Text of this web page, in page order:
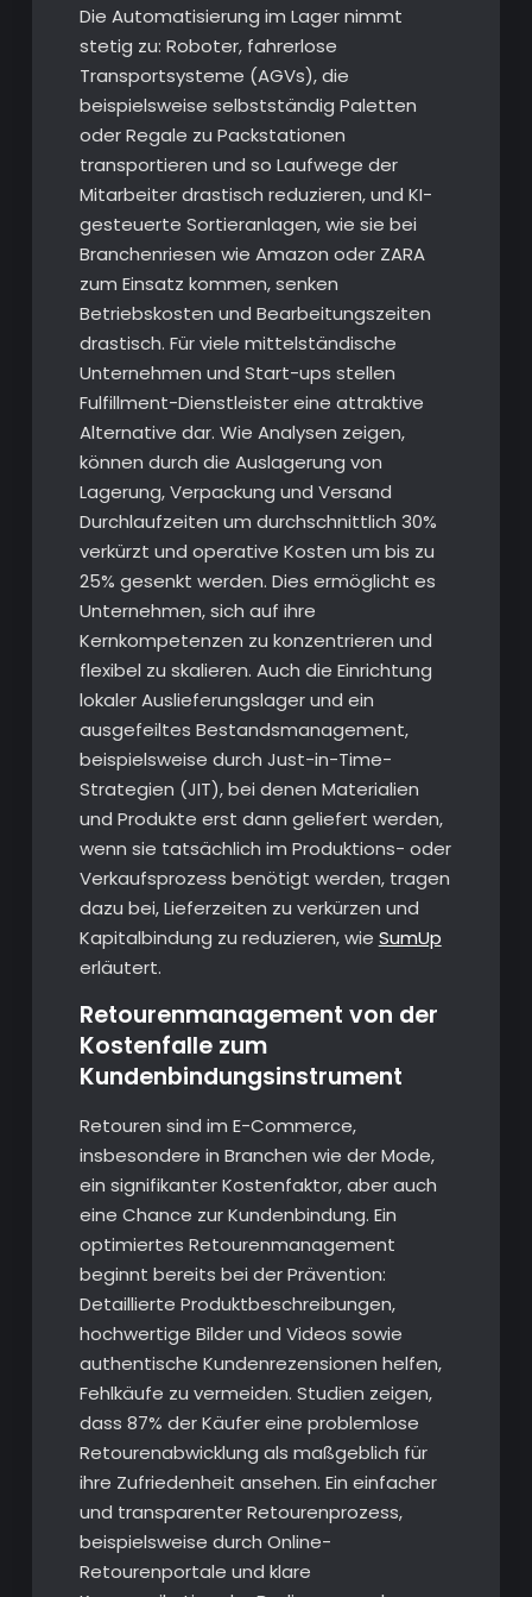
Die Automatisierung im Lager nimmt
stetig zu: Roboter, fahrerlose
Transportsysteme (AGVs), die
beispielsweise selbstständig Paletten
oder Regale zu Packstationen
transportieren und so Laufwege der
Mitarbeiter drastisch reduzieren, und KI-
gesteuerte Sortieranlagen, wie sie bei
Branchenriesen wie Amazon oder ZARA
zum Einsatz kommen, senken
Betriebskosten und Bearbeitungszeiten
drastisch. Für viele mittelständische
Unternehmen und Start-ups stellen
Fulfillment-Dienstleister eine attraktive
Alternative dar. Wie Analysen zeigen,
können durch die Auslagerung von
Lagerung, Verpackung und Versand
Durchlaufzeiten um durchschnittlich 30%
verkürzt und operative Kosten um bis zu
25% gesenkt werden. Dies ermöglicht es
Unternehmen, sich auf ihre
Kernkompetenzen zu konzentrieren und
flexibel zu skalieren. Auch die Einrichtung
lokaler Auslieferungslager und ein
ausgefeiltes Bestandsmanagement,
beispielsweise durch Just-in-Time-
Strategien (JIT), bei denen Materialien
und Produkte erst dann geliefert werden,
wenn sie tatsächlich im Produktions- oder
Verkaufsprozess benötigt werden, tragen
dazu bei, Lieferzeiten zu verkürzen und
Kapitalbindung zu reduzieren, wie SumUp
erläutert.
Retourenmanagement von der
Kostenfalle zum
Kundenbindungsinstrument
Retouren sind im E-Commerce,
insbesondere in Branchen wie der Mode,
ein signifikanter Kostenfaktor, aber auch
eine Chance zur Kundenbindung. Ein
optimiertes Retourenmanagement
beginnt bereits bei der Prävention:
Detaillierte Produktbeschreibungen,
hochwertige Bilder und Videos sowie
authentische Kundenrezensionen helfen,
Fehlkäufe zu vermeiden. Studien zeigen,
dass 87% der Käufer eine problemlose
Retourenabwicklung als maßgeblich für
ihre Zufriedenheit ansehen. Ein einfacher
und transparenter Retourenprozess,
beispielsweise durch Online-
Retourenportale und klare